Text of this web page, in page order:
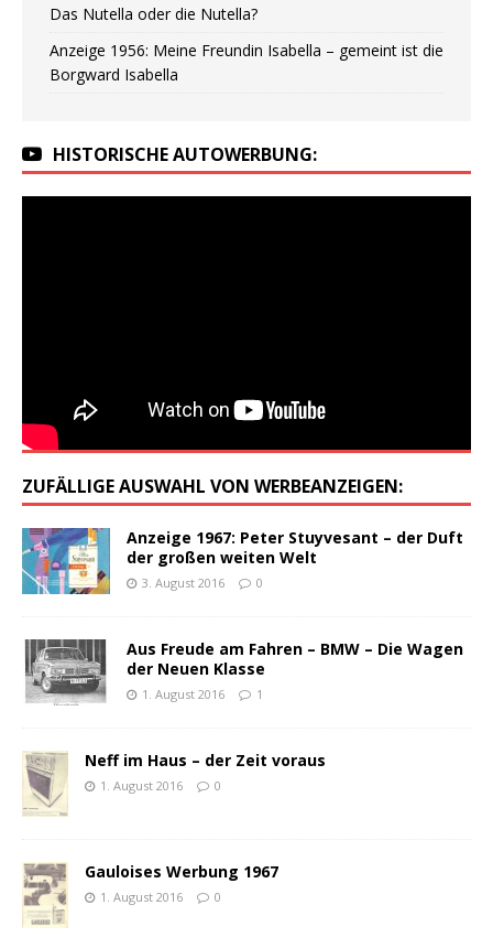
Das Nutella oder die Nutella?
Anzeige 1956: Meine Freundin Isabella – gemeint ist die
Borgward Isabella
HISTORISCHE AUTOWERBUNG:
ZUFÄLLIGE AUSWAHL VON WERBEANZEIGEN:
Anzeige 1967: Peter Stuyvesant – der Duft
der großen weiten Welt
3. August 2016 0
Aus Freude am Fahren – BMW – Die Wagen
der Neuen Klasse
1. August 2016 1
Neff im Haus – der Zeit voraus
1. August 2016 0
Gauloises Werbung 1967
1. August 2016 0